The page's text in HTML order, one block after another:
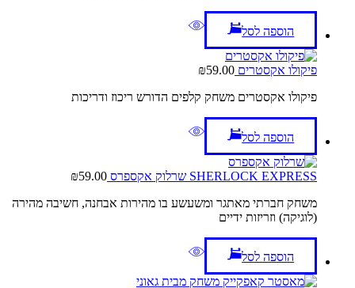
הוספה לסל
פיקולו אקסטרים ₪59.00
פיקולו אקסטרים משחק קלפים הדורש ריכוז ודריכות
הוספה לסל
SHERLOCK EXPRESS שרלוק אקספרס ₪59.00
משחק חברתי מאתגר ומשעשע בו מהירות אבחנה, חשיבה מהירה
(לוגיקה) וזריזות ידיים
הוספה לסל